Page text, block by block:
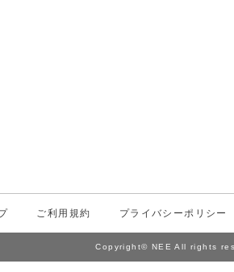
ご利用規約 プライバシーポリシー
Copyright© NEE All rights